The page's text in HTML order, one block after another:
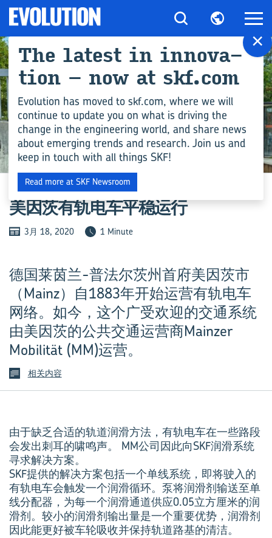
新闻
美因茨有轨电车平稳运行
3月 18, 2020 1 Minute
德国莱茵兰-普法尔茨州首府美因茨市
（Mainz）自1883年开始运营有轨电车
网络。如今，这个广受欢迎的交通系统
由美因茨的公共交通运营商Mainzer
Mobilität (MM)运营。
相关内容
由于缺乏合适的轨道润滑方法，有轨电车在一些路段
会发出刺耳的啸鸣声。 MM公司因此向SKF润滑系统
寻求解决方案。
SKF提供的解决方案包括一个单线系统，即将驶入的
有轨电车会触发一个润滑循环。泵将润滑剂输送至单
线分配器，为每一个润滑通道供应0.05立方厘米的润
滑剂。较小的润滑剂输出量是一个重要优势，润滑剂
因此能更好被车轮吸收并保持轨道路基的清洁。
×
The latest in in­nov­a­
tion – now at skf.com
Evolution has moved to skf.com, where we will
continue to update you on what is driving the
change in the engineering world, and share news
about emerging trends and research. Join us and
keep in touch with all things SKF!
Read more at SKF Newsroom